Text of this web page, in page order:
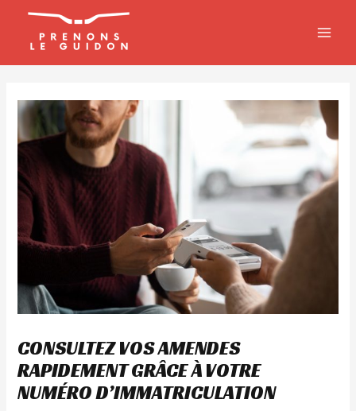
contenu
CONSULTEZ VOS AMENDES
RAPIDEMENT GRÂCE À VOTRE
NUMÉRO D’IMMATRICULATION